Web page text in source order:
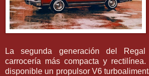
La segunda generación del
carrocería más compacta y
disponible un propulsor V6